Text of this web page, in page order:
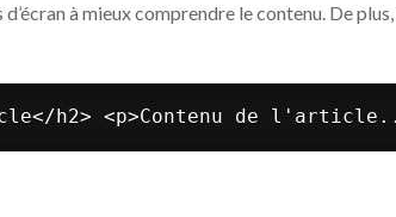
à mieux comprendre le contenu. De
h2> <p>Contenu de